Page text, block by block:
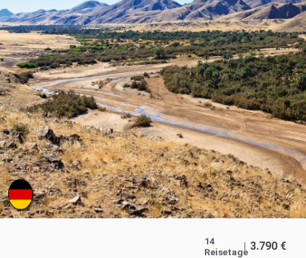
14
Reisetage 3.790 €